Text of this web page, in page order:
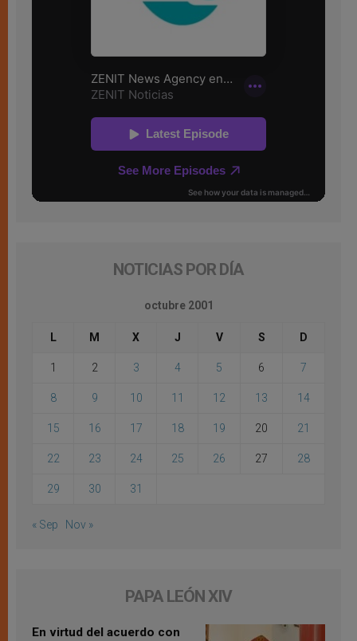
NOTICIAS POR DÍA
octubre 2001
L M X J V S D
1 2 3 4 5 6 7
8 9 10 11 12 13 14
15 16 17 18 19 20 21
22 23 24 25 26 27 28
29 30 31
« Sep Nov »
PAPA LEÓN XIV
En virtud del acuerdo con